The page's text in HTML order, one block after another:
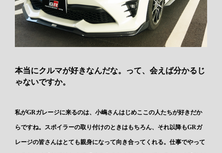
本当にクルマが好きなんだな。って、会えば分かるじ
ゃないですか。
私がGRガレージに来るのは、小嶋さんはじめここの人たちが好きだか
らですね。スポイラーの取り付けのときはもちろん、それ以降もGRガ
レージの皆さんはとても親身になって向き合ってくれる。仕事でやって